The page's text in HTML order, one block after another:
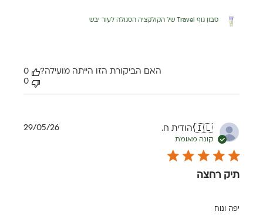
סבון גוף Travel של הקולקציה הסגולה לעור יבש
האם הביקורת הזו הייתה מועילה?
0
0
🇮🇱יהודית ח.
קונה מאומת
תיק רחצה
יפה ונוח
תאריך29/05/26